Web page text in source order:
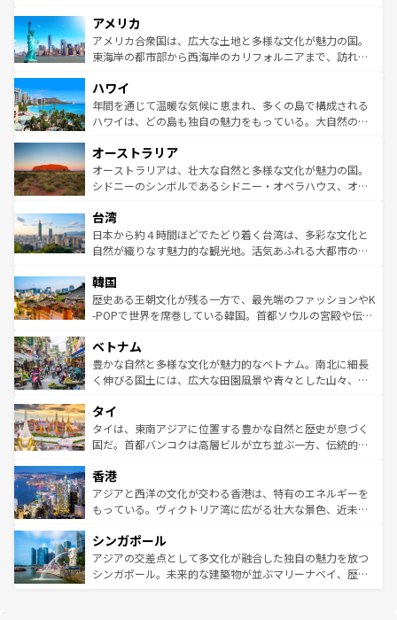
ンツ一覧を参照してほしい。
の建物がそのまま残る町や、スイスならではのユニークな
博物館もあり、アルプス観光だけでなく町歩きも満喫する
ことができる。国民の所得が高いため物価も高いが、旅行
ば市内交通費無料で観光を楽しむこともできる。 なお、新
着のスイス情報はコンテンツ一覧 を参照してほしい。
アメリカ
アメリカ合衆国は、広大な土地と多様な文化が魅力の国。
東海岸の都市部から西海岸のカリフォルニアまで、訪れる
のような巨大都市は、観光、ショッピング、エンターテイ
ンメントが詰まった刺激的なスポットだ。一方、アメリカ
西部には大自然が広がり、グランドキャニオンやイエロー
部のニューオーリンズでは、音楽と美食が融合した独特の
文化が魅力。旅行者はアメリカの各地域で異なる魅力を楽
しみながら、その多様性と豊かな歴史を感じることができ
ならではの贅沢な旅のスタイルだ。 なお、新着のアメリカ
情報はコンテンツ一覧を参照してほしい。
ハワイ
年間を通じて温暖な気候に恵まれ、多くの島で構成される
ハワイは、どの島も独自の魅力をもっている。大自然の神
ワイ島は見逃せない。また、定番の観光地といえばオアフ
島だが、静かな自然を求めるならマウイ島やカウアイ島が
おすすめ。エメラルドグリーンに輝く海をはじめ、豊かな
れるおもてなしの心で訪れる人々を迎えてくれるハワイの
人々、おいしいローカルフードやハワイアンミュージッ
ク、伝統的なフラダンスなど、すべてがハワイの魅力を彩
ワイを、存分に味わってほしい。 なお、新着のハワイ情報
はコンテンツ一覧を参照してほしい。
オーストラリア
オーストラリアは、壮大な自然と多様な文化が魅力の国。
シドニーのシンボルであるシドニー・オペラハウス、オー
リアリーフや大陸中央部にそびえるウルル（エアーズロッ
ク）、タスマニアの美しい原生林やケアンズの熱帯雨林な
ど、見どころがたくさん。また、カフェやワイン、オージ
いる。アクティビティも充実しており、サーフィンやダイ
ビング、ハイキングなど、アウトドア好きにはたまらな
い。オーストラリアの多彩な魅力を存分に味わいつくそ
参照してほしい。
台湾
日本から約４時間ほどでたどり着く台湾は、多彩な文化と
自然が織りなす魅力的な観光地。活気あふれる大都市の台
ン）、静ひつな山岳地帯である台湾東部など、都市の喧騒
と山間の静けさが共存しており、訪れる人に新しい発見と
驚きをもたらしてくれる。また、奥深い台湾の食文化も魅
容にもいいと評判のスイーツなど、バラエティ豊かな料理
が味わえる。 なお、新着の台湾情報は コンテンツ一覧を参
照してほしい。
韓国
歴史ある王朝文化が残る一方で、最先端のファッションやK
-POPで世界を席巻している韓国。首都ソウルの宮殿や伝統
き、地方に足を延ばせば四季折々の自然美を楽しむことが
できる。そして、キムチや焼肉、絶品のストリートフード
まで、さまざまな韓国料理が待っている。夜には、韓国な
リティに包まれながら、韓国の多彩な魅力を心ゆくまで味
わってみてほしい。 なお、新着の韓国情報はコンテンツ一
覧を参照してほしい。
ベトナム
豊かな自然と多様な文化が魅力的なベトナム。南北に細長
く伸びる国土には、広大な田園風景や青々とした山々、世
急速な発展と共に伝統が息づく。ハノイの古い町並みやホ
ーチミン市のフランス統治時代の建物も、独特の雰囲気を
醸し出している。また、バラエティの豊かさとおいしさで
とつ。フォーやバインミー、ベトナムコーヒーなどは、ぜ
ひ現地で味わいたい。どの地域を訪れてもあたたかい人々
が旅行者を迎えてくれるので、きっと忘れられない旅にな
参照してほしい。
タイ
タイは、東南アジアに位置する豊かな自然と歴史が息づく
国だ。首都バンコクは高層ビルが立ち並ぶ一方、伝統的な
の活気が交差している。北部ではチェンマイなどの山岳地
帯で自然と触れ合い、南部ではプーケットやクラビの美し
いビーチでリゾート気分を楽しむことができる。タイ料理
激する。気候は一年中温暖で、どの季節にも異なる楽しみ
が待っている。親しみやすいタイの人々、仏教を中心とし
た文化、そして多様な観光資源が、訪れる旅人を魅了し続
香港
アジアと西洋の文化が交わる香港は、特有のエネルギーを
もっている。ヴィクトリア湾に広がる壮大な景色、近未来
み、どこを訪れても感動するはず。観光スポットが密集し
ており、効率よく見どころを回れるのも魅力。息をのむよ
うな絶景から文化的な体験まで、香港を存分に楽しみ尽く
シンガポール
アジアの交差点として多文化が融合した独自の魅力を放つ
シンガポール。未来的な建築物が並ぶマリーナベイ、歴史